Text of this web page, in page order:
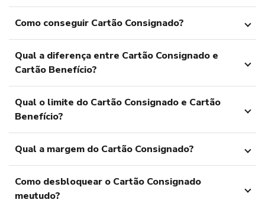
Como conseguir Cartão Consignado?
Qual a diferença entre Cartão Consignado e
Cartão Benefício?
Qual o limite do Cartão Consignado e Cartão
Benefício?
Qual a margem do Cartão Consignado?
Como desbloquear o Cartão Consignado
meutudo?